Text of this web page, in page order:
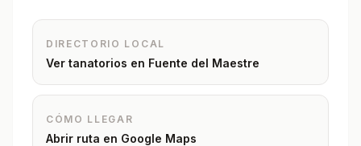
DIRECTORIO LOCAL
Ver tanatorios en Fuente del Maestre
CÓMO LLEGAR
Abrir ruta en Google Maps